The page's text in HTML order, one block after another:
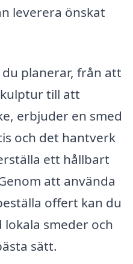
leverera önskat
planerar, från att
till att
erbjuder en smed
och det hantverk
ett hållbart
att använda
offert kan du
smeder och
sätt.